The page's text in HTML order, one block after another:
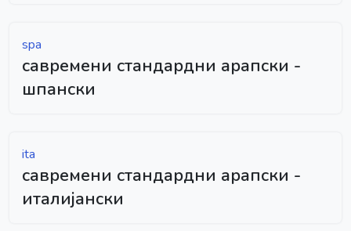
spa
савремени стандардни арапски -
шпански
ita
савремени стандардни арапски -
италијански